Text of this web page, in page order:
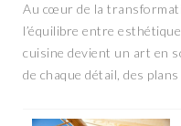
Au cœur de la
l’équilibre entre
cuisine devient un art en
de chaque détail, des